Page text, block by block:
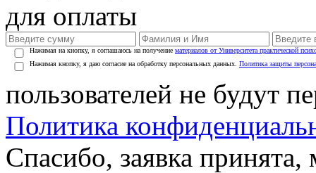
для оплаты
Нажимая на кнопку, я соглашаюсь на получение материалов от Университета практической
Нажимая кнопку, я даю согласие на обработку персональных данных. Политика защиты
пользователей не будут
Политика
Спасибо, заявка